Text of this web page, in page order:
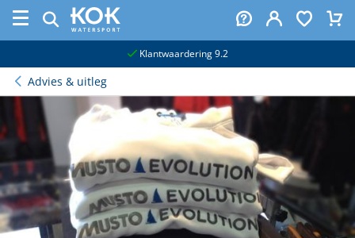
Klantwaardering 9.2
Advies & uitleg